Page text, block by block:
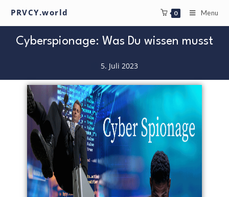
PRVCY.world 0 Menu
Cyberspionage: Was Du wissen musst
5. Juli 2023